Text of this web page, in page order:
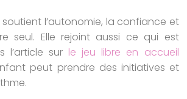
l’autonomie, la confiance et
seul. Elle rejoint aussi ce qui est
l’article sur le jeu libre en accueil
peut prendre des initiatives et